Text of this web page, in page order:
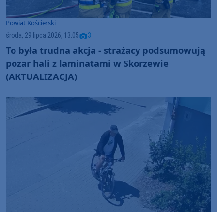
Powiat Kościerski
środa, 29 lipca 2026, 13:05 3
To była trudna akcja - strażacy podsumowują
pożar hali z laminatami w Skorzewie
(AKTUALIZACJA)